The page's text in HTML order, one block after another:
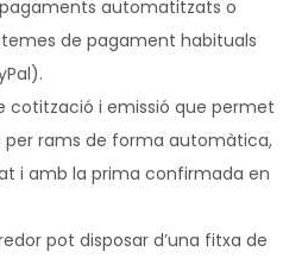
automatitzats o
de pagament habituals
cotització i emissió que permet
rams de forma automàtica,
i amb la prima confirmada en
pot disposar d’una fitxa de